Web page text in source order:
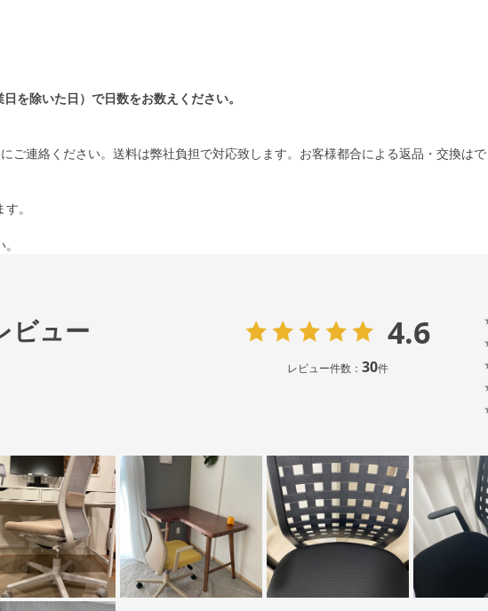
を除いた日）で日数をお数えください。
ご連絡ください。送料は弊社負担で対応致します。お客様都合による返品・交換はで
。
ビュー 4.6
レビュー件数： 30件